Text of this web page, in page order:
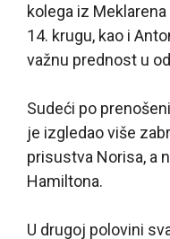
kolega iz
14. krugu, kao i
važnu prednost u
Sudeći po
je izgledao više
prisustva Norisa, a
Hamiltona.
U drugoj polovini